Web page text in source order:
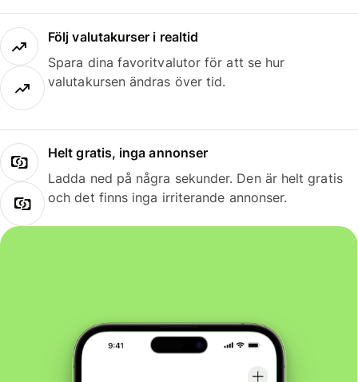
Följ valutakurser i realtid
Spara dina favoritvalutor för att se hur
valutakursen ändras över tid.
Helt gratis, inga annonser
Ladda ned på några sekunder. Den är helt gratis
och det finns inga irriterande annonser.